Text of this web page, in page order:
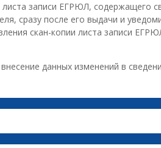
записи ЕГРЮЛ, содержащего
сразу после его выдачи и
скан-копии листа записи
данных изменений в